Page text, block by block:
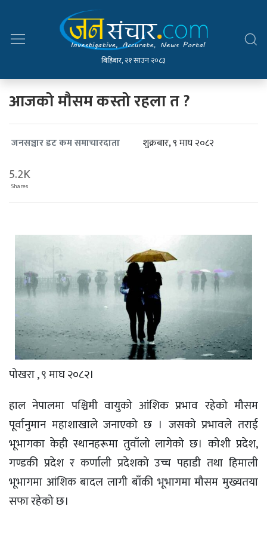
बिहिबार, २१ साउन २०८३
आजको मौसम कस्तो रहला त ?
जनसञ्चार डट कम समाचारदाता शुक्रबार, ९ माघ २०८२
5.2K
Shares
पोखरा , ९ माघ २०८२।
हाल नेपालमा पश्चिमी वायुको आंशिक प्रभाव रहेको मौसम
पूर्वानुमान महाशाखाले जनाएको छ । जसको प्रभावले तराई
भूभागका केही स्थानहरूमा तुवाँलो लागेको छ। कोशी प्रदेश,
गण्डकी प्रदेश र कर्णाली प्रदेशको उच्च पहाडी तथा हिमाली
भूभागमा आंशिक बादल लागी बाँकी भूभागमा मौसम मुख्यतया
सफा रहेको छ।